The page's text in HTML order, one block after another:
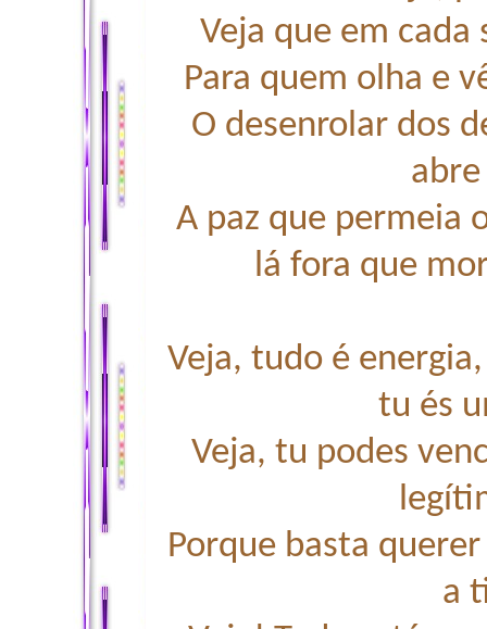
Veja que em
Para quem olha e
O desenrolar dos
A paz que permeia
lá fora que
Veja, tudo é
tu és
Veja, tu podes
Porque basta
a